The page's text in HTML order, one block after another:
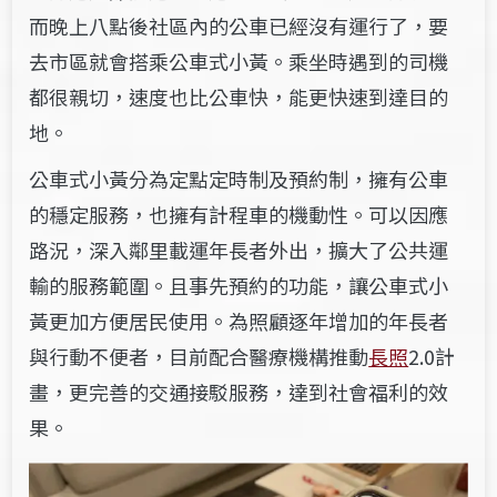
而晚上八點後社區內的公車已經沒有運行了，要
去市區就會搭乘公車式小黃。乘坐時遇到的司機
都很親切，速度也比公車快，能更快速到達目的
地。
公車式小黃分為定點定時制及預約制，擁有公車
的穩定服務，也擁有計程車的機動性。可以因應
路況，深入鄰里載運年長者外出，擴大了公共運
輸的服務範圍。且事先預約的功能，讓公車式小
黃更加方便居民使用。為照顧逐年增加的年長者
與行動不便者，目前配合醫療機構推動長照2.0計
畫，更完善的交通接駁服務， 達到社會福利的效
果。